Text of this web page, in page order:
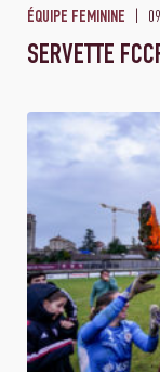
ÉQUIPE FEMININE
SERVETTE